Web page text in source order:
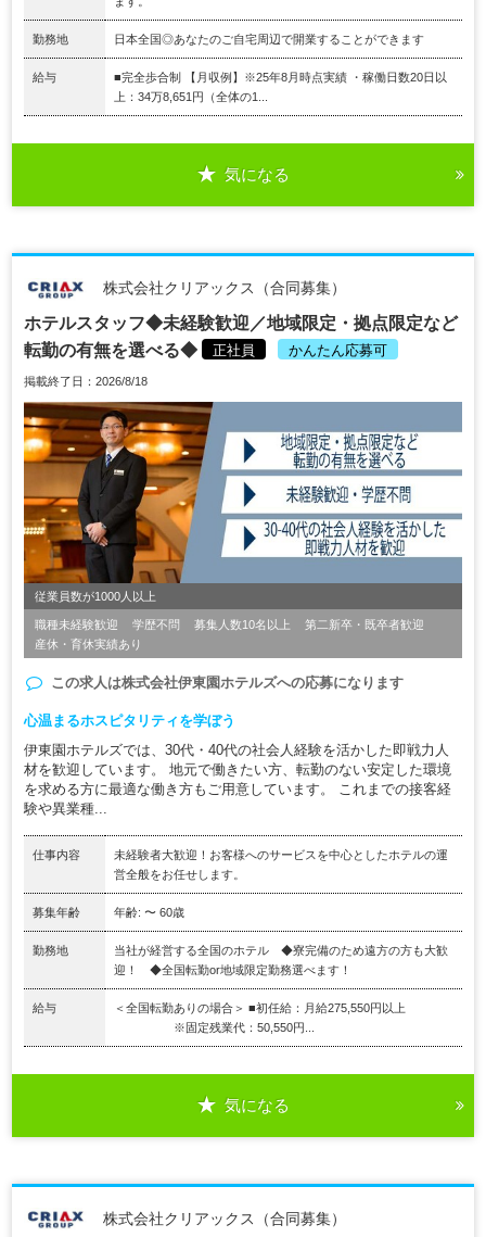
勤務地 日本全国◎あなたのご自宅周辺で開業することができます
給与
■完全歩合制 【月収例】※25年8月時点実績 ・稼働日数20日以
上：34万8,651円（全体の1...
気になる
株式会社クリアックス（合同募集）
ホテルスタッフ◆未経験歓迎／地域限定・拠点限定など
転勤の有無を選べる◆
正社員 かんたん応募可
掲載終了日：2026/8/18
従業員数が1000人以上
職種未経験歓迎 学歴不問 募集人数10名以上
第二新卒・既卒者歓迎
産休・育休実績あり
この求人は株式会社伊東園ホテルズへの応募になります
心温まるホスピタリティを学ぼう
伊東園ホテルズでは、30代・40代の社会人経験を活かした即戦力人
材を歓迎しています。 地元で働きたい方、転勤のない安定した環境
を求める方に最適な働き方もご用意しています。 これまでの接客経
験や異業種...
仕事内容
未経験者大歓迎！お客様へのサービスを中心としたホテルの運
営全般をお任せします。
募集年齢 年齢: 〜 60歳
勤務地
当社が経営する全国のホテル ◆寮完備のため遠方の方も大歓
迎！ ◆全国転勤or地域限定勤務選べます！
給与
＜全国転勤ありの場合＞ ■初任給：月給275,550円以上
※固定残業代：50,550円...
気になる
株式会社クリアックス（合同募集）